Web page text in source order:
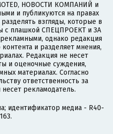
НОВОСТИ КОМПАНИЙ и
и публикуются на правах
взгляды, которые в
с плашкой СПЕЦПРОЕКТ и ЗА
однако редакция
и разделяет мнения,
Редакция не несет
и оценочные суждения,
материалах. Согласно
ответственность за
рекламодатель.
идентификатор медиа - R40-